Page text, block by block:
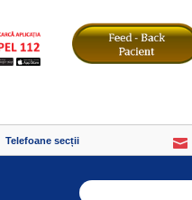
Telefoane secții 
Search